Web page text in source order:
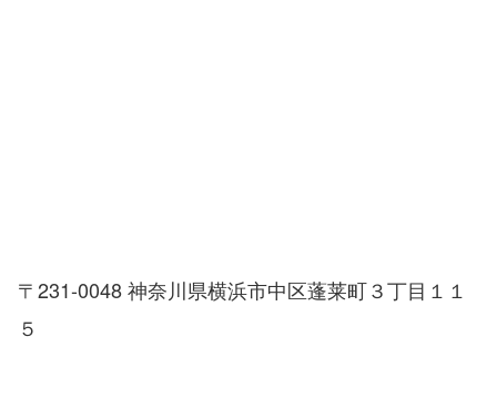
〒231-0048 神奈川県横浜市中区蓬莱町３丁目１１
５